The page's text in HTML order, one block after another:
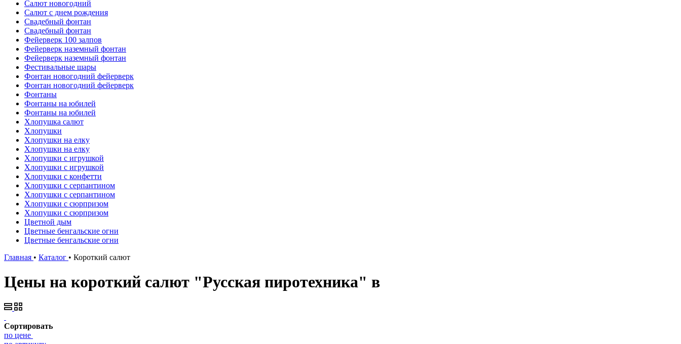
Салют новогодний
Салют с днем рождения
Свадебный фонтан
Свадебный фонтан
Фейерверк 100 залпов
Фейерверк наземный фонтан
Фейерверк наземный фонтан
Фестивальные шары
Фонтан новогодний фейерверк
Фонтан новогодний фейерверк
Фонтаны
Фонтаны на юбилей
Фонтаны на юбилей
Хлопушка салют
Хлопушки
Хлопушки на елку
Хлопушки на елку
Хлопушки с игрушкой
Хлопушки с игрушкой
Хлопушки с конфетти
Хлопушки с серпантином
Хлопушки с серпантином
Хлопушки с сюрпризом
Хлопушки с сюрпризом
Цветной дым
Цветные бенгальские огни
Цветные бенгальские огни
Главная • Каталог • Короткий салют
Цены на короткий салют "Русская пиротехника" в
Сортировать
по цене